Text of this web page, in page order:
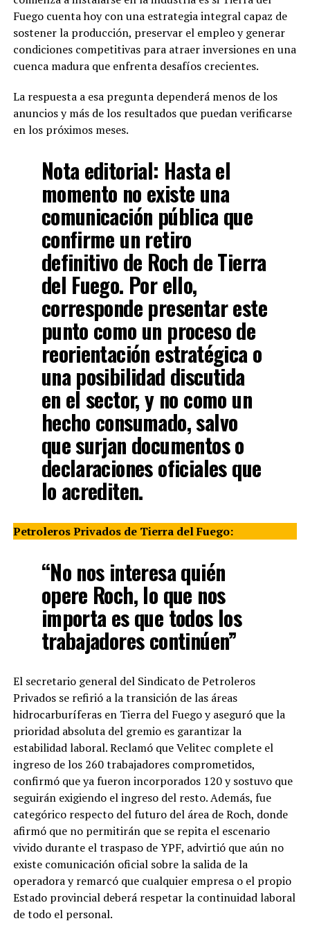
Fuego cuenta hoy con una estrategia integral capaz de
sostener la producción, preservar el empleo y generar
condiciones competitivas para atraer inversiones en una
cuenca madura que enfrenta desafíos crecientes.
La respuesta a esa pregunta dependerá menos de los
anuncios y más de los resultados que puedan verificarse
en los próximos meses.
Nota editorial: Hasta el
momento no existe una
comunicación pública que
confirme un retiro
definitivo de Roch de Tierra
del Fuego. Por ello,
corresponde presentar este
punto como un proceso de
reorientación estratégica o
una posibilidad discutida
en el sector, y no como un
hecho consumado, salvo
que surjan documentos o
declaraciones oficiales que
lo acrediten.
Petroleros Privados de Tierra del Fuego:
“No nos interesa quién
opere Roch, lo que nos
importa es que todos los
trabajadores continúen”
El secretario general del Sindicato de Petroleros
Privados se refirió a la transición de las áreas
hidrocarburíferas en Tierra del Fuego y aseguró que la
prioridad absoluta del gremio es garantizar la
estabilidad laboral. Reclamó que Velitec complete el
ingreso de los 260 trabajadores comprometidos,
confirmó que ya fueron incorporados 120 y sostuvo que
seguirán exigiendo el ingreso del resto. Además, fue
categórico respecto del futuro del área de Roch, donde
afirmó que no permitirán que se repita el escenario
vivido durante el traspaso de YPF, advirtió que aún no
existe comunicación oficial sobre la salida de la
operadora y remarcó que cualquier empresa o el propio
Estado provincial deberá respetar la continuidad laboral
de todo el personal.